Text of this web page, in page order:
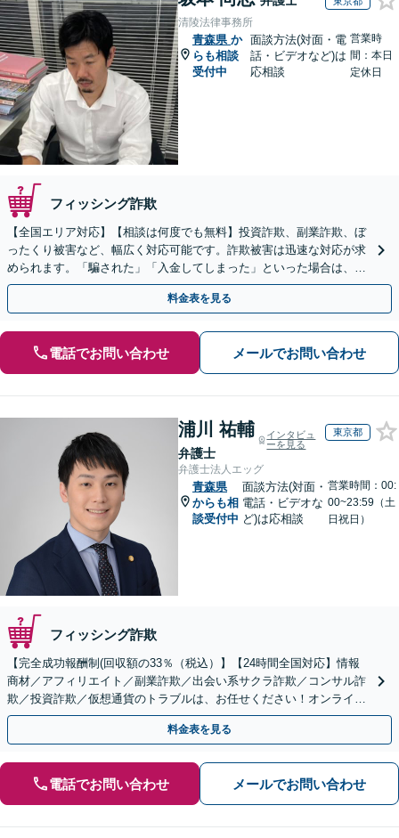
清陵法律事務所
青森県 か
らも相談
受付中
面談方法(対面・電
話・ビデオなど)は
応相談
営業時
間：本日
定休日
フィッシング詐欺
【全国エリア対応】【相談は何度でも無料】投資詐欺、副業詐欺、ぼ
ったくり被害など、幅広く対応可能です。詐欺被害は迅速な対応が求
められます。「騙された」「入金してしまった」といった場合は、お
早めにご相談ください。【電話・メール・WEB相談可】
料金表を見る
電話でお問い合わせ メールでお問い合わせ
浦川 祐輔
弁護士
インタビュ
ーを見る
東京都
弁護士法人エッグ
青森県
からも相
談受付中
面談方法(対面・
電話・ビデオな
ど)は応相談
営業時間：00:
00~23:59（土
日祝日）
フィッシング詐欺
【完全成功報酬制(回収額の33％（税込）】【24時間全国対応】情報
商材／アフィリエイト／副業詐欺／出会い系サクラ詐欺／コンサル詐
欺／投資詐欺／仮想通貨のトラブルは、お任せください！オンライン
のみで解決も可能！
料金表を見る
電話でお問い合わせ メールでお問い合わせ